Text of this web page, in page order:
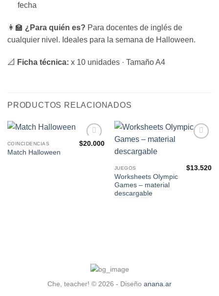
fecha
👩‍🏫 ¿Para quién es? Para docentes de inglés de
cualquier nivel. Ideales para la semana de Halloween.
📐 Ficha técnica: x 10 unidades · Tamaño A4
PRODUCTOS RELACIONADOS
Agregar
COINCIDENCIAS
Match Halloween
$20.000
JUEGOS
Worksheets Olympic
Games – material
descargable
$13.520
Che, teacher! © 2026 - Diseño anana.ar